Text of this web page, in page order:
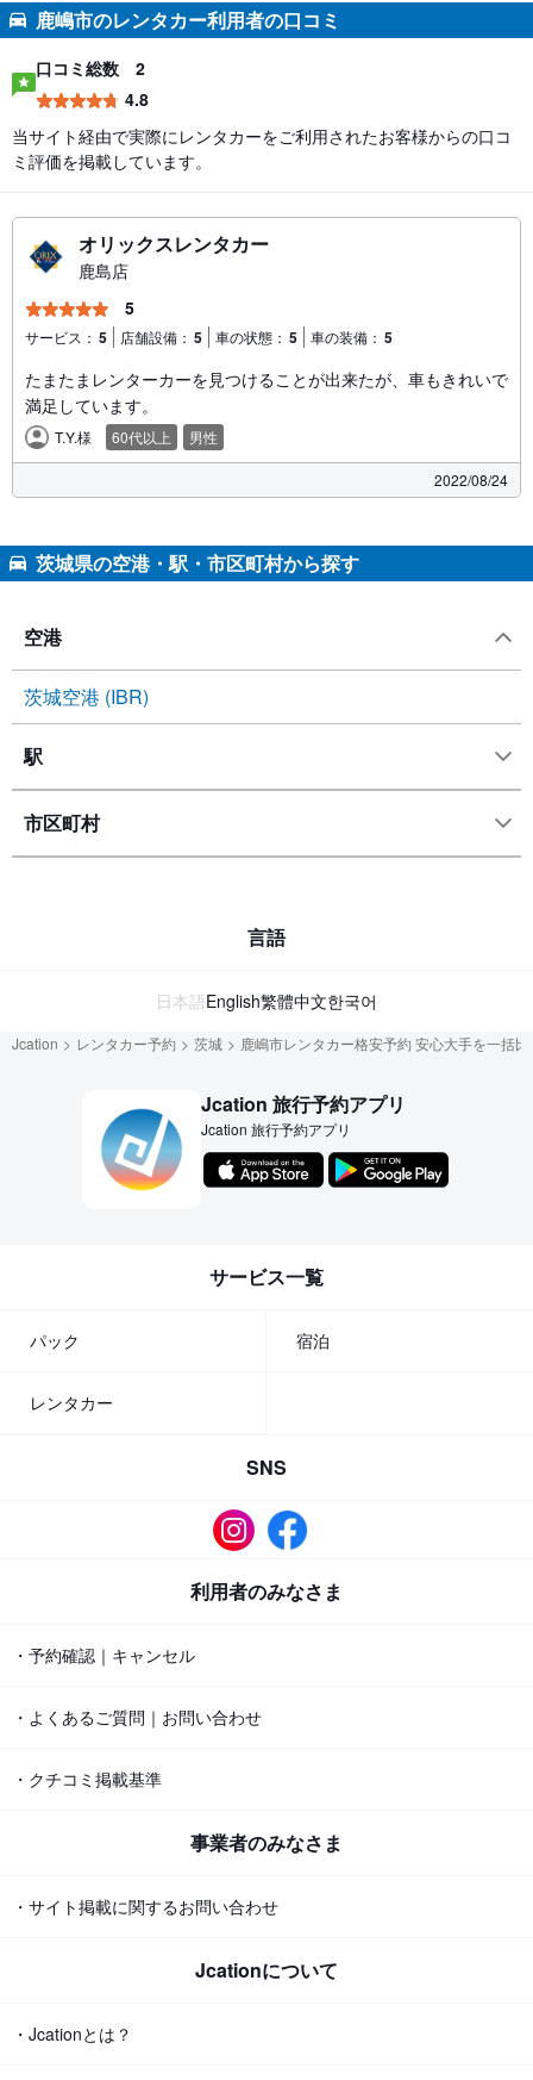
鹿嶋市のレンタカー利用者の口コミ
口コミ総数
2
4.8
当サイト経由で実際にレンタカーをご利用されたお客様からの口コ
ミ評価を掲載しています。
オリックスレンタカー
鹿島店
5
サービス： 5 店舗設備： 5 車の状態： 5 車の装備： 5
たまたまレンターカーを見つけることが出来たが、車もきれいで
満足しています。
T.Y.様 60代以上 男性
2022/08/24
茨城県の空港・駅・市区町村から探す
空港
茨城空港 (IBR)
駅
市区町村
言語
日本語English繁體中文한국어
Jcation レンタカー予約 茨城 鹿嶋市レンタカー格安予約 安心大手を一括比
Jcation 旅行予約アプリ
Jcation 旅行予約アプリ
サービス一覧
パック 宿泊
レンタカー
SNS
利用者のみなさま
・予約確認｜キャンセル
・よくあるご質問｜お問い合わせ
・クチコミ掲載基準
事業者のみなさま
・サイト掲載に関するお問い合わせ
Jcationについて
・Jcationとは？